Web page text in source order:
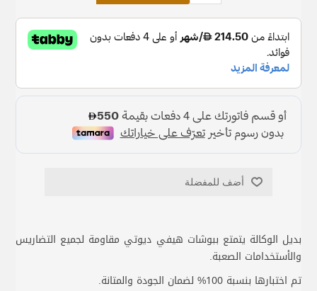
أضف للمفضلة
بديل الوكالة يتمتع ببوشات هيفي ديوتي مقاومة لجميع التضاريس
والأستخدامات الصعبة.
تم اختبارها بنسبة 100% لضمان الجودة والمتانة.